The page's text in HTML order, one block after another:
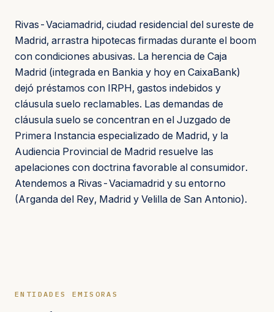
Rivas-Vaciamadrid, ciudad residencial del sureste de
Madrid, arrastra hipotecas firmadas durante el boom
con condiciones abusivas. La herencia de Caja
Madrid (integrada en Bankia y hoy en CaixaBank)
dejó préstamos con IRPH, gastos indebidos y
cláusula suelo reclamables. Las demandas de
cláusula suelo se concentran en el Juzgado de
Primera Instancia especializado de Madrid, y la
Audiencia Provincial de Madrid resuelve las
apelaciones con doctrina favorable al consumidor.
Atendemos a Rivas-Vaciamadrid y su entorno
(Arganda del Rey, Madrid y Velilla de San Antonio).
ENTIDADES EMISORAS